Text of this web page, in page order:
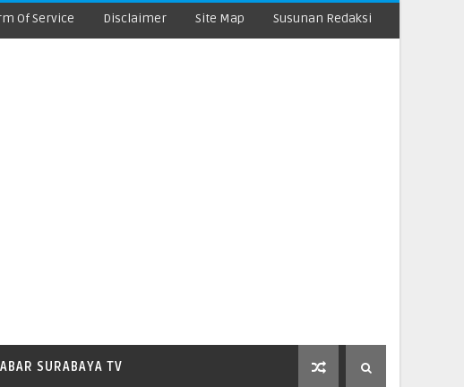
Of Service Disclaimer Site Map Susunan Redaksi
SURABAYA TV